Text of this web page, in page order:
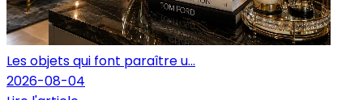
Les objets qui font paraître u...
2026-08-04